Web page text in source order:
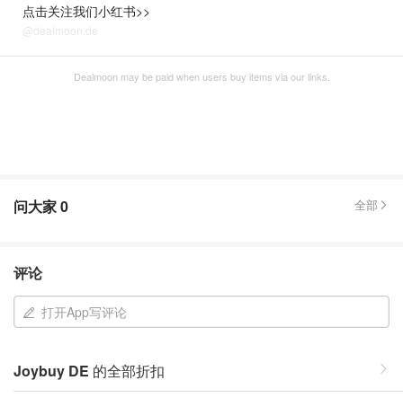
点击关注我们小红书>>
@dealmoon.de
Dealmoon may be paid when users buy items via our links.
问大家0 全部
评论
打开App写评论
Joybuy DE 的全部折扣